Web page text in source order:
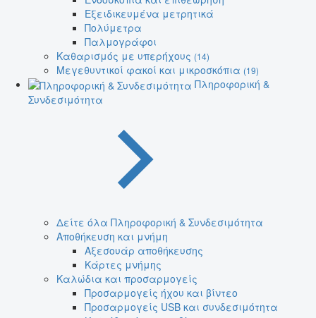
Εξειδικευμένα μετρητικά
Πολύμετρα
Παλμογράφοι
Καθαρισμός με υπερήχους (14)
Μεγεθυντικοί φακοί και μικροσκόπια (19)
Πληροφορική &
Συνδεσιμότητα
Δείτε όλα Πληροφορική & Συνδεσιμότητα
Αποθήκευση και μνήμη
Αξεσουάρ αποθήκευσης
Κάρτες μνήμης
Καλώδια και προσαρμογείς
Προσαρμογείς ήχου και βίντεο
Προσαρμογείς USB και συνδεσιμότητα